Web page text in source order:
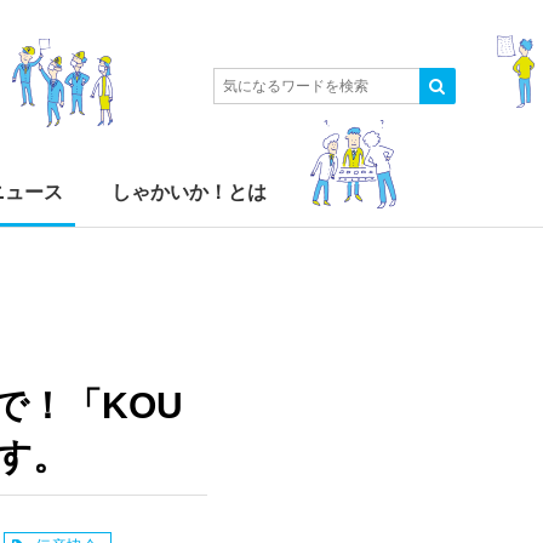
ース しゃかいか！とは
！「KOU
。